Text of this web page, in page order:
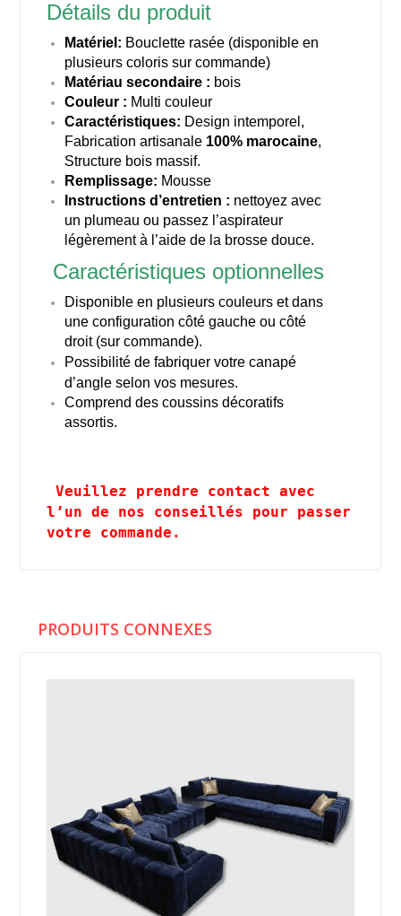
Détails du produit
Matériel: Bouclette rasée (disponible en
plusieurs coloris sur commande)
Matériau secondaire : bois
Couleur : Multi couleur
Caractéristiques: Design intemporel,
Fabrication artisanale 100% marocaine,
Structure bois massif.
Remplissage: Mousse
Instructions d’entretien : nettoyez avec
un plumeau ou passez l’aspirateur
légèrement à l’aide de la brosse douce.
Caractéristiques optionnelles
Disponible en plusieurs couleurs et dans
une configuration côté gauche ou côté
droit (sur commande).
Possibilité de fabriquer votre canapé
d’angle selon vos mesures.
Comprend des coussins décoratifs
assortis.
Veuillez prendre contact avec
l’un de nos conseillés pour passer
votre commande.
PRODUITS CONNEXES